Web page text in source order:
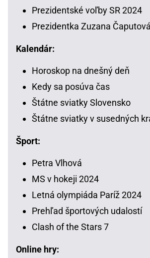
Prezidentské voľby SR 2024
Prezidentka Zuzana Čaputová
Kalendár:
Horoskop na dnešný deň
Kedy sa posúva čas
Štátne sviatky Slovensko
Štátne sviatky v susedných
Šport:
Petra Vlhová
MS v hokeji 2024
Letná olympiáda Paríž 2024
Prehľad športových udalostí
Clash of the Stars 7
Online hry: